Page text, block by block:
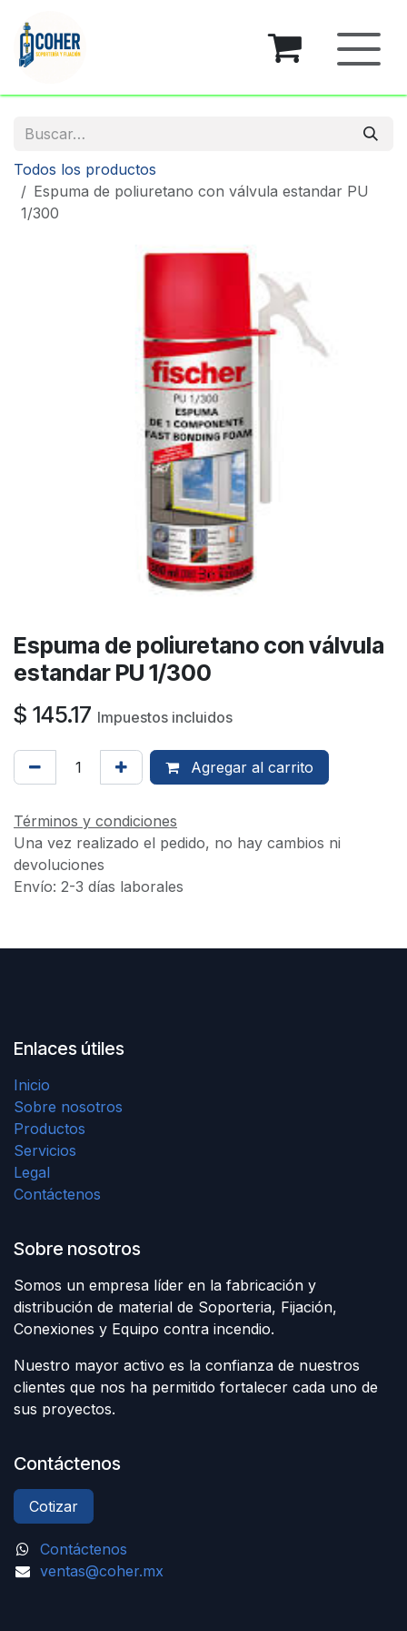
Todos los productos
Espuma de poliuretano con válvula estandar PU
1/300
Espuma de poliuretano con válvula
estandar PU 1/300
$ 145.17 Impuestos incluidos
Agregar al carrito
Términos y condiciones
Una vez realizado el pedido, no hay cambios ni
devoluciones
Envío: 2-3 días laborales
Enlaces útiles
Inicio
Sobre nosotros
Productos
Servicios
Legal
Contáctenos
Sobre nosotros
Somos un empresa líder en la fabricación y
distribución de material de Soporteria, Fijación,
Conexiones y Equipo contra incendio.
Nuestro mayor activo es la confianza de nuestros
clientes que nos ha permitido fortalecer cada uno de
sus proyectos.
Contáctenos
Cotizar
Contáctenos
ventas@coher.mx